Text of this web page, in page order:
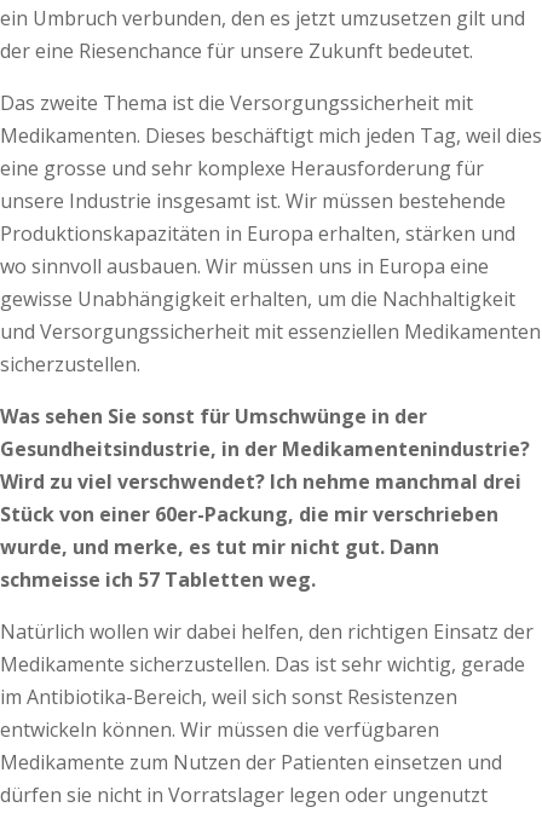
ein Umbruch verbunden, den es jetzt umzusetzen gilt und
der eine Riesenchance für unsere Zukunft bedeutet.
Das zweite Thema ist die Versorgungssicherheit mit
Medikamenten. Dieses beschäftigt mich jeden Tag, weil dies
eine grosse und sehr komplexe Herausforderung für
unsere Industrie insgesamt ist. Wir müssen bestehende
Produktionskapazitäten in Europa erhalten, stärken und
wo sinnvoll ausbauen. Wir müssen uns in Europa eine
gewisse Unabhängigkeit erhalten, um die Nachhaltigkeit
und Versorgungssicherheit mit essenziellen Medikamenten
sicherzustellen.
Was sehen Sie sonst für Umschwünge in der
Gesundheitsindustrie, in der Medikamentenindustrie?
Wird zu viel verschwendet? Ich nehme manchmal drei
Stück von einer 60er-Packung, die mir verschrieben
wurde, und merke, es tut mir nicht gut. Dann
schmeisse ich 57 Tabletten weg.
Natürlich wollen wir dabei helfen, den richtigen Einsatz der
Medikamente sicherzustellen. Das ist sehr wichtig, gerade
im Antibiotika-­Bereich, weil sich sonst Resistenzen
entwickeln können. Wir müssen die verfügbaren
Medikamente zum Nutzen der Patienten einsetzen und
dürfen sie nicht in Vorratslager legen oder ungenutzt